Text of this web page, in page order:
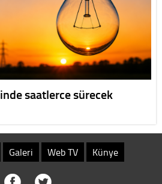
saatlerce sürecek
Galeri Web TV Künye